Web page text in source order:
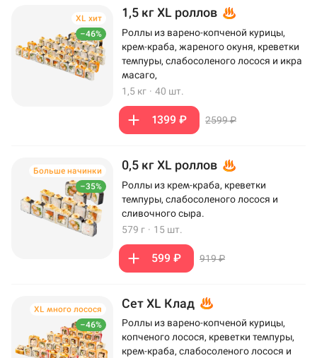
–46%
XL хит 1,5 кг XL роллов
Роллы из варено-копченой курицы,
крем-краба, жареного окуня, креветки
темпуры, слабосоленого лосося и икра
масаго,
1,5 кг · 40 шт.
1399 ₽ 2599 ₽
–35%
Больше начинки 0,5 кг XL роллов
Роллы из крем-краба, креветки
темпуры, слабосоленого лосося и
сливочного сыра.
579 г · 15 шт.
599 ₽ 919 ₽
–46%
XL много лосося Сет XL Клад
Роллы из варено-копченой курицы,
копченого лосося, креветки темпуры,
крем-краба, слабосоленого лосося и